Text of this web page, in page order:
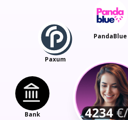
PandaBlue
Bank
Paxum